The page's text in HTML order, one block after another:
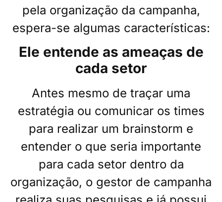
pela organização da campanha,
espera-se algumas características:
Ele entende as ameaças de
cada setor
Antes mesmo de traçar uma
estratégia ou comunicar os times
para realizar um brainstorm e
entender o que seria importante
para cada setor dentro da
organização, o gestor de campanha